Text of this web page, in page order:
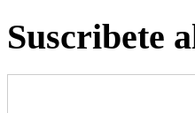
Suscribete